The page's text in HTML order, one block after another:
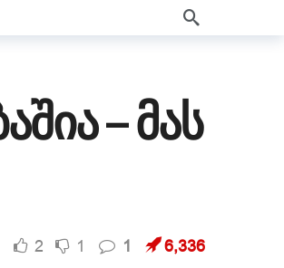
– მას
2 1 1 6,336